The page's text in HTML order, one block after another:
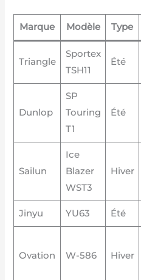
Marque Modèle Type
Triangle
Sportex
TSH11
Été
Dunlop
SP
Touring
T1
Été
Sailun
Ice
Blazer
WST3
Hiver
Jinyu YU63 Été
Ovation W-586 Hiver